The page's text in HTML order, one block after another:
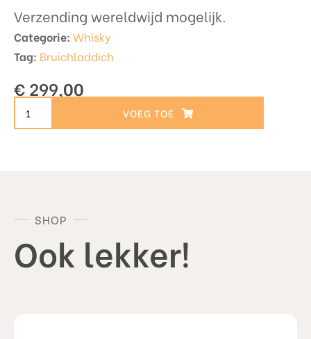
Verzending wereldwijd mogelijk.
Categorie: Whisky
Tag: Bruichladdich
€ 299,00
Bruichladdich
Decanter
Series
aantal
SHOP
Ook lekker!